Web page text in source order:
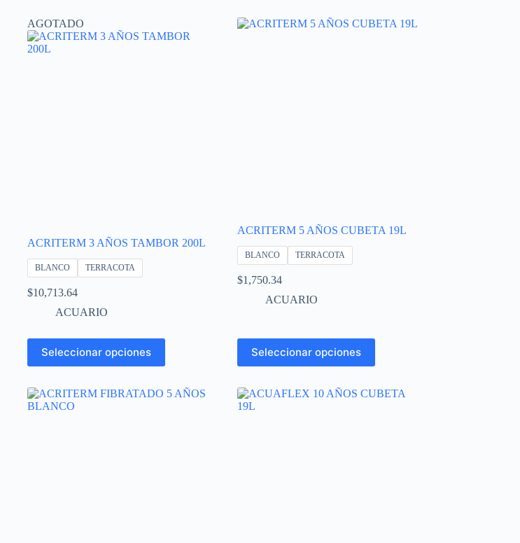
AGOTADO
ACRITERM 3 AÑOS TAMBOR 200L
BLANCO TERRACOTA
$10,713.64
ACUARIO
Seleccionar opciones
Este
producto
tiene
variantes.
Las
ACRITERM 5 AÑOS CUBETA 19L
BLANCO TERRACOTA
$1,750.34
ACUARIO
Seleccionar opciones
Este
producto
tiene
variantes.
Las